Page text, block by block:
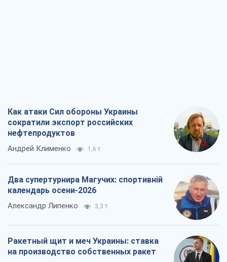
Как атаки Сил обороны Украины
сократили экспорт российских
нефтепродуктов
Андрей Клименко 1,6 т.
Два супертурнира Магучих: спортивній
календарь осени-2026
Александр Липенко 3,3 т.
Ракетный щит и меч Украины: ставка
на производство собственных ракет